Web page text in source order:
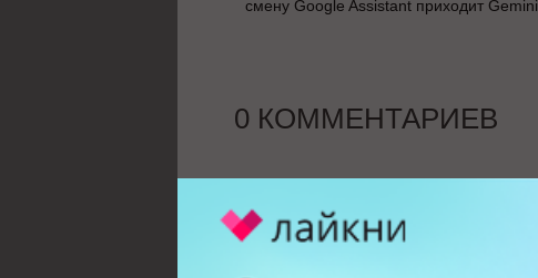
смену Google Assistant приходит Gemini
0 КОММЕНТАРИЕВ